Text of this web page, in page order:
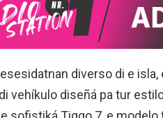
diverso di e
vehíkulo diseñá pa tur